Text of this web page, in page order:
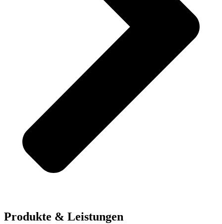
Produkte & Leistungen